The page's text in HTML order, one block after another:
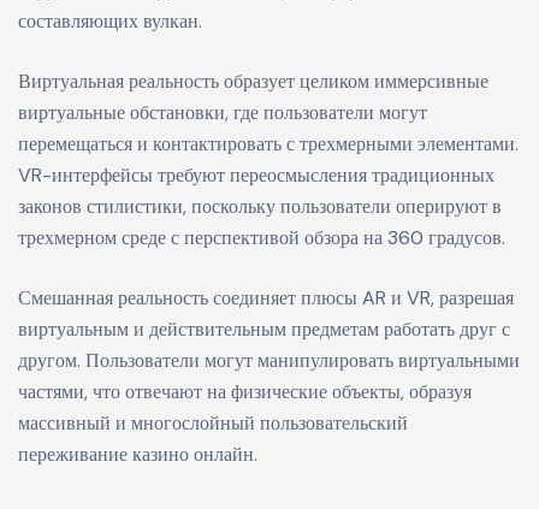
составляющихвулкан.
Виртуальная реальность образует целиком иммерсивные
виртуальные обстановки, где пользователи могут
перемещаться и контактировать с трехмерными элементами.
VR-интерфейсы требуют переосмысления традиционных
законов стилистики, поскольку пользователи оперируют в
трехмерном среде с перспективой обзора на 360 градусов.
Смешанная реальность соединяет плюсы AR и VR, разрешая
виртуальным и действительным предметам работать друг с
другом. Пользователи могут манипулировать виртуальными
частями, что отвечают на физические объекты, образуя
массивный и многослойный пользовательский
переживание казино онлайн.